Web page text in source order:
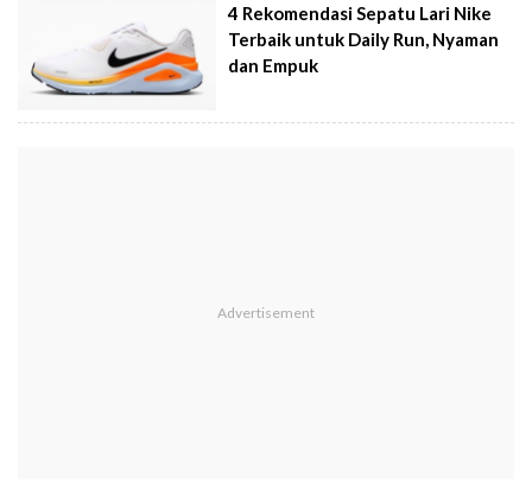
4 Rekomendasi Sepatu Lari Nike
Terbaik untuk Daily Run, Nyaman
dan Empuk